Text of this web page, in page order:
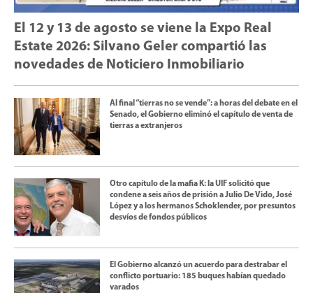
El 12 y 13 de agosto se viene la Expo Real
Estate 2026: Silvano Geler compartió las
novedades de Noticiero Inmobiliario
Al final “tierras no se vende”: a horas del debate en el
Senado, el Gobierno eliminó el capítulo de venta de
tierras a extranjeros
Otro capítulo de la mafia K: la UIF solicitó que
condene a seis años de prisión a Julio De Vido, José
López y a los hermanos Schoklender, por presuntos
desvíos de fondos públicos
El Gobierno alcanzó un acuerdo para destrabar el
conflicto portuario: 185 buques habían quedado
varados